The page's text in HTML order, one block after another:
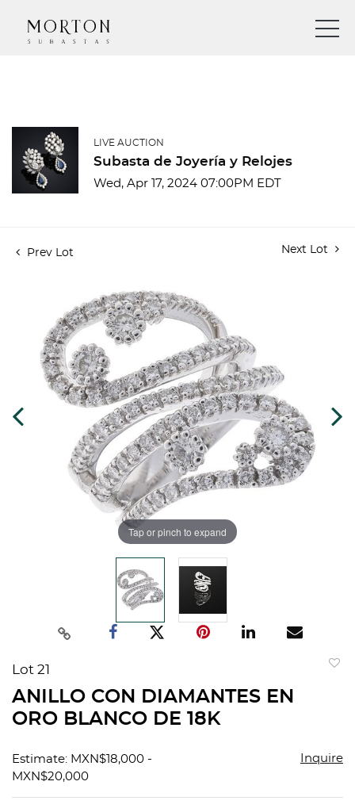
LIVE AUCTION
Subasta de Joyería y Relojes
Wed, Apr 17, 2024 07:00PM EDT
Prev Lot Next Lot
Tap or pinch to expand
Lot 21
ANILLO CON DIAMANTES EN
ORO BLANCO DE 18K
Estimate: MXN$18,000 -
MXN$20,000
Inquire